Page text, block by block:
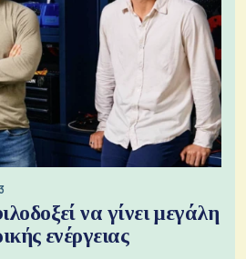
να γίνει μεγάλη
ενέργειας